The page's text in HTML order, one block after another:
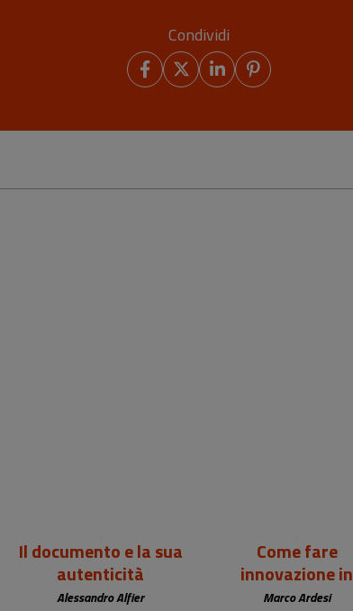
Condividi
Il documento e la sua
autenticità
Alessandro Alfier
Come fare
innovazione in
biblioteca
Marco Ardesi